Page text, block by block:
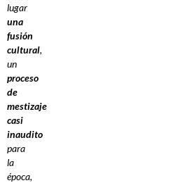
lugar
una
fusión
cultural,
un
proceso
de
mestizaje
casi
inaudito
para
la
época,